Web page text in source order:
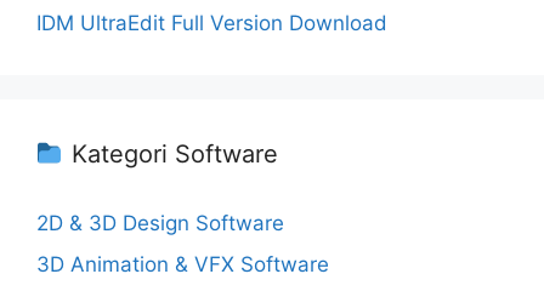
IDM UltraEdit Full Version Download
Kategori Software
2D & 3D Design Software
3D Animation & VFX Software